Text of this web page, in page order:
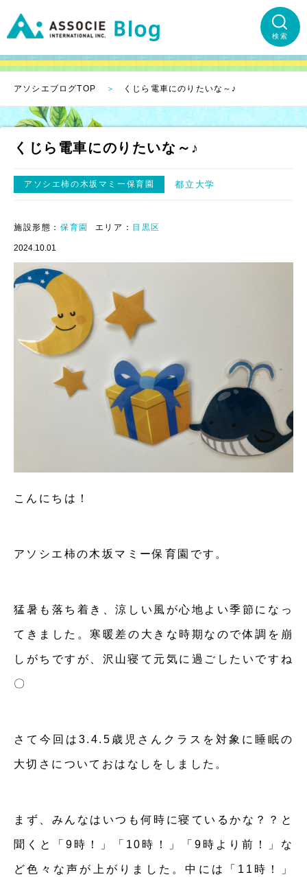
検索
アソシエブログTOP くじら電車にのりたいな～♪
くじら電車にのりたいな～♪
アソシエ柿の木坂マミー保育園 都立大学
施設形態： 保育園 エリア： 目黒区
2024.10.01
こんにちは！
アソシエ柿の木坂マミー保育園です。
猛暑も落ち着き、涼しい風が心地よい季節になっ
てきました。寒暖差の大きな時期なので体調を崩
しがちですが、沢山寝て元気に過ごしたいですね
〇
さて今回は3.4.5歳児さんクラスを対象に睡眠の
大切さについておはなしをしました。
まず、みんなはいつも何時に寝ているかな？？と
聞くと「9時！」「10時！」「9時より前！」な
ど色々な声が上がりました。中には「11時！」